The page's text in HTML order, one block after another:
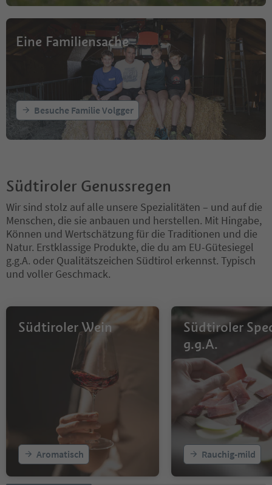
Eine Familiensache
Besuche Familie Volgger
Südtiroler Genussregen
Wir sind stolz auf alle unsere Spezialitäten – und auf die
Menschen, die sie anbauen und herstellen. Mit Hingabe,
Können und Wertschätzung für die Traditionen und die
Natur. Erstklassige Produkte, die du am EU-Gütesiegel
g.g.A. oder Qualitätszeichen Südtirol erkennst. Typisch
und voller Geschmack.
Südtiroler Wein
Aromatisch
Südtiroler
g.g.A.
Rauchig-mild